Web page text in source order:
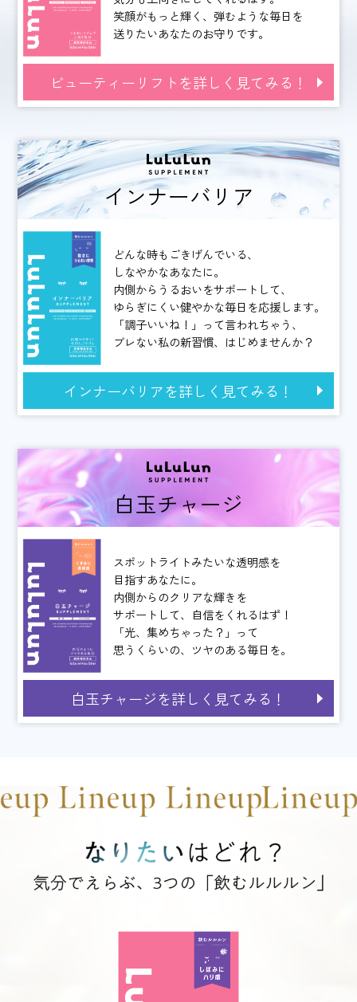
笑顔がもっと輝く、弾むような毎日を
送りたいあなたのお守りです。
ビューティーリフトを詳しく見てみる！
インナーバリア
どんな時もごきげんでいる、
しなやかなあなたに。
内側からうるおいをサポートして、
ゆらぎにくい健やかな毎日を応援します。
「調子いいね！」って言われちゃう、
ブレない私の新習慣、はじめませんか？
インナーバリアを詳しく見てみる！
白玉チャージ
スポットライトみたいな透明感を
目指すあなたに。
内側からのクリアな輝きを
サポートして、
自信をくれるはず！
「光、集めちゃった？」って
思うくらいの、 ツヤのある毎日を。
白玉チャージを詳しく見てみる！